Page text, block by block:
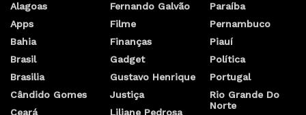
Alagoas
Apps
Bahia
Brasil
Brasilia
Cândido Gomes
Ceará
Fernando Galvão
Filme
Finanças
Gadget
Gustavo Henrique
Justiça
Liliane Pedrosa
Paraíba
Pernambuco
Piauí
Política
Portugal
Rio Grande Do
Norte